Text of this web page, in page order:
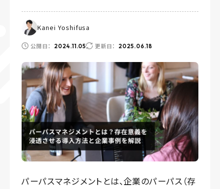
Kanei Yoshifusa
公開日： 2024.11.05 更新日： 2025.06.18
パーパスマネジメントとは、企業のパーパス（存